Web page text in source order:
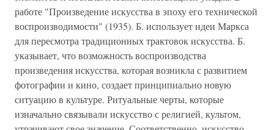
работе "Произведение искусства в эпоху его технической
воспроизводимости" (1935). Б. использует идеи Маркса
для пересмотра традиционных трактовок искусства. Б.
указывает, что возможность воспроизводства
произведения искусства, которая возникла с развитием
фотографии и кино, создает принципиально новую
ситуацию в культуре. Ритуальные черты, которые
изначально связывали искусство с религией, культом,